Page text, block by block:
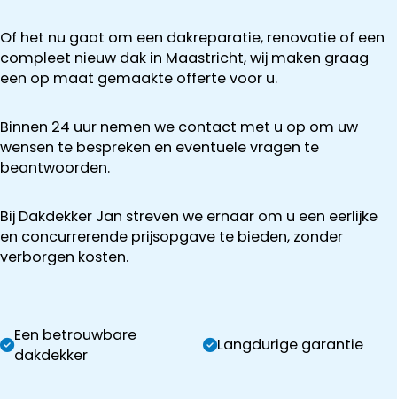
Of het nu gaat om een dakreparatie, renovatie of een
compleet nieuw dak in Maastricht, wij maken graag
een op maat gemaakte offerte voor u.
Binnen 24 uur nemen we contact met u op om uw
wensen te bespreken en eventuele vragen te
beantwoorden.
Bij Dakdekker Jan streven we ernaar om u een eerlijke
en concurrerende prijsopgave te bieden, zonder
verborgen kosten.
Een betrouwbare
dakdekker
Langdurige garantie